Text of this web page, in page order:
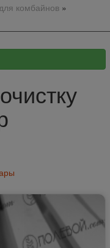
комбайнов»